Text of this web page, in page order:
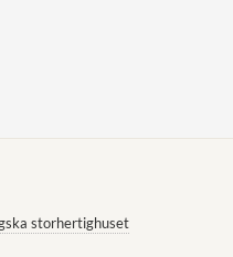
storhertighuset